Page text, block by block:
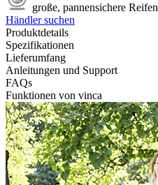
große, pannensichere Reifen
Händler suchen
Produktdetails
Spezifikationen
Lieferumfang
Anleitungen und Support
FAQs
Funktionen von vinca